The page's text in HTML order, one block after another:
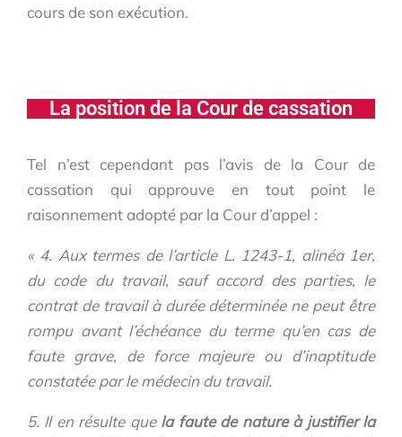
cours de son exécution.
La position de la Cour de cassation
Tel n’est cependant pas l’avis de la Cour de
cassation qui approuve en tout point le
raisonnement adopté par la Cour d’appel :
« 4. Aux termes de l’article L. 1243-1, alinéa 1er,
du code du travail, sauf accord des parties, le
contrat de travail à durée déterminée ne peut être
rompu avant l’échéance du terme qu’en cas de
faute grave, de force majeure ou d’inaptitude
constatée par le médecin du travail.
5. Il en résulte que la faute de nature à justifier la